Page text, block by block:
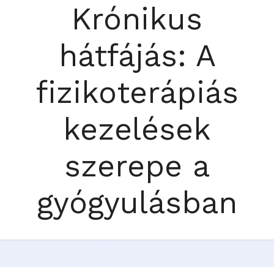
Krónikus
hátfájás: A
fizikoterápiás
kezelések
szerepe a
gyógyulásban